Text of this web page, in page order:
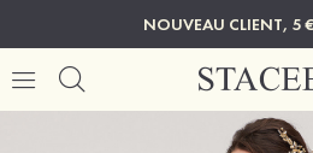
NOUVEAU CLIENT, 5